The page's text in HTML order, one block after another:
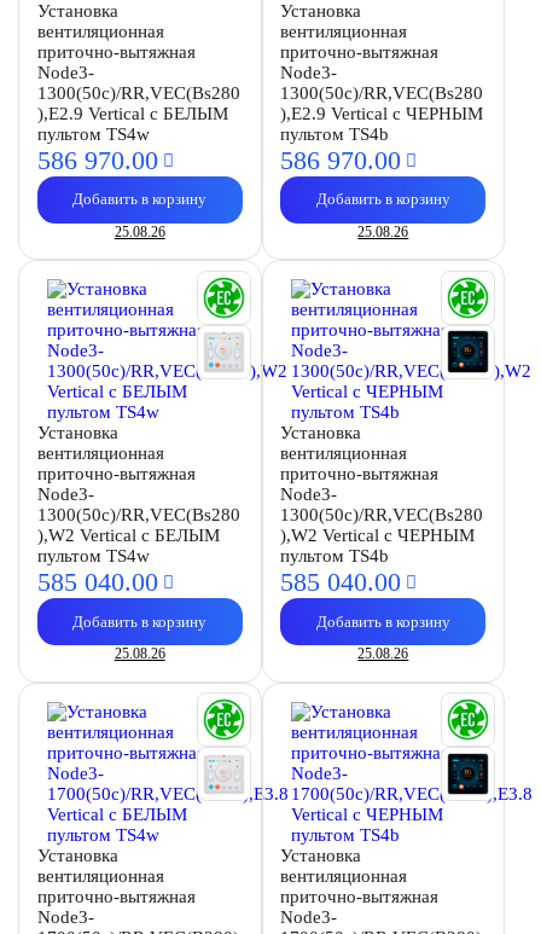
Установка
вентиляционная
приточно-вытяжная
Node3-
1300(50c)/RR,VEC(Bs280
),E2.9 Vertical с БЕЛЫМ
пультом TS4w
586 970.00
Добавить в корзину
25.08.26
Установка
вентиляционная
приточно-вытяжная
Node3-
1300(50c)/RR,VEC(Bs280
),E2.9 Vertical с ЧЕРНЫМ
пультом TS4b
586 970.00
Добавить в корзину
25.08.26
Установка
вентиляционная
приточно-вытяжная
Node3-
1300(50c)/RR,VEC(Bs280
),W2 Vertical с БЕЛЫМ
пультом TS4w
585 040.00
Добавить в корзину
25.08.26
Установка
вентиляционная
приточно-вытяжная
Node3-
1300(50c)/RR,VEC(Bs280
),W2 Vertical с ЧЕРНЫМ
пультом TS4b
585 040.00
Добавить в корзину
25.08.26
Установка
вентиляционная
приточно-вытяжная
Node3-
Установка
вентиляционная
приточно-вытяжная
Node3-